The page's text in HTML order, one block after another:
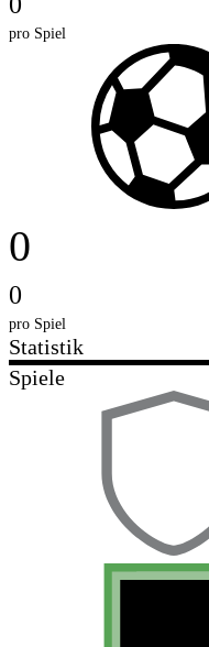
pro Spiel
0
0
pro Spiel
Statistik
Spiele